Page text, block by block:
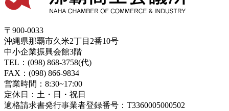
〒900-0033
沖縄県那覇市久米2丁目2番10号
中小企業振興会館3階
TEL：(098) 868-3758(代)
FAX：(098) 866-9834
営業時間：8:30~17:00
定休日：土・日・祝日
適格請求書発行事業者登録番号：T3360005000502